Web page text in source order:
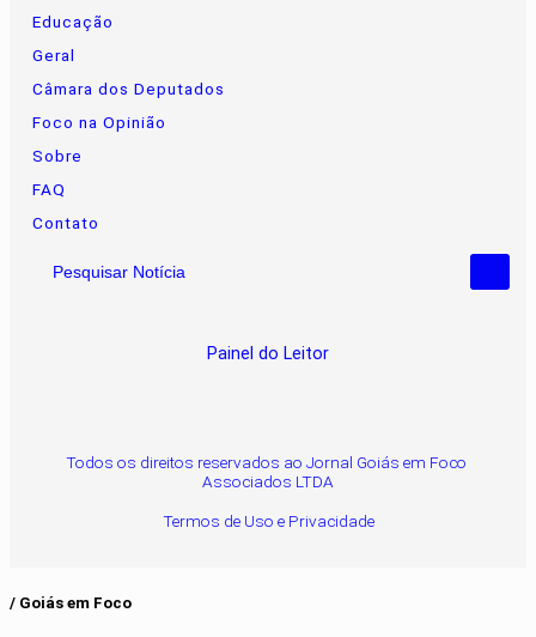
Educação
Geral
Câmara dos Deputados
Foco na Opinião
Sobre
FAQ
Contato
Pesquisar Notícia
Painel do Leitor
Todos os direitos reservados ao Jornal Goiás em Foco
Associados LTDA
Termos de Uso e Privacidade
/ Goiás em Foco